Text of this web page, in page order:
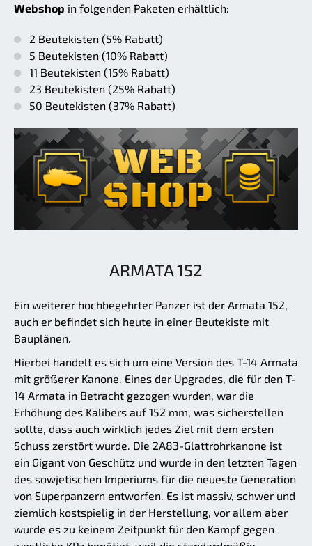
Webshop in folgenden Paketen erhältlich:
2 Beutekisten (5% Rabatt)
5 Beutekisten (10% Rabatt)
11 Beutekisten (15% Rabatt)
23 Beutekisten (25% Rabatt)
50 Beutekisten (37% Rabatt)
ARMATA 152
Ein weiterer hochbegehrter Panzer ist der Armata 152,
auch er befindet sich heute in einer Beutekiste mit
Bauplänen.
Hierbei handelt es sich um eine Version des T-14 Armata
mit größerer Kanone. Eines der Upgrades, die für den T-
14 Armata in Betracht gezogen wurden, war die
Erhöhung des Kalibers auf 152 mm, was sicherstellen
sollte, dass auch wirklich jedes Ziel mit dem ersten
Schuss zerstört wurde. Die 2A83-Glattrohrkanone ist
ein Gigant von Geschütz und wurde in den letzten Tagen
des sowjetischen Imperiums für die neueste Generation
von Superpanzern entworfen. Es ist massiv, schwer und
ziemlich kostspielig in der Herstellung, vor allem aber
wurde es zu keinem Zeitpunkt für den Kampf gegen